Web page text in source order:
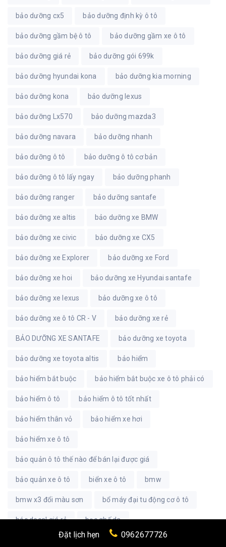
bảo dưỡng cx5 bảo dưỡng định kỳ ô tô
bảo dưỡng gầm bệ ô tô bảo dưỡng gầm xe ô tô
bảo dưỡng giá rẻ bảo dưỡng gói 699k
bảo dưỡng hyundai kona bảo dưỡng kia morning
bảo dưỡng kona bảo dưỡng lexus
bảo dưỡng Lx570 bảo dưỡng mazda3
bảo dưỡng navara bảo dưỡng nhanh
bảo dưỡng ô tô bảo dưỡng ô tô cơ bản
bảo dưỡng ô tô lấy ngay bảo dưỡng phanh
bảo dưỡng ranger bảo dưỡng santafe
bảo dưỡng xe altis bảo dưỡng xe BMW
bảo dưỡng xe civic bảo dưỡng xe CX5
bảo dưỡng xe Explorer bảo dưỡng xe Ford
bảo dưỡng xe hoi bảo dưỡng xe Hyundai santafe
bảo dưỡng xe lexus bảo dưỡng xe ô tô
bảo dưỡng xe ô tô CR - V bảo dưỡng xe rẻ
BẢO DƯỠNG XE SANTAFE bảo dưỡng xe toyota
bảo dưỡng xe toyota altis bảo hiểm
bảo hiểm bắt buộc bảo hiểm bắt buộc xe ô tô phải có
bảo hiểm ô tô bảo hiểm ô tô tốt nhất
bảo hiểm thân vỏ bảo hiểm xe hơi
bảo hiểm xe ô tô
bảo quản ô tô thế nào để bán lại được giá
bảo quản xe ô tô biển xe ô tô bmw
bmw x3 đổi màu sơn bổ máy đại tu động cơ ô tô
bóc decal giá rẻ bọc ghế da
các hạng mục bảo dưỡng
Đặt lịch hẹn 0962677726